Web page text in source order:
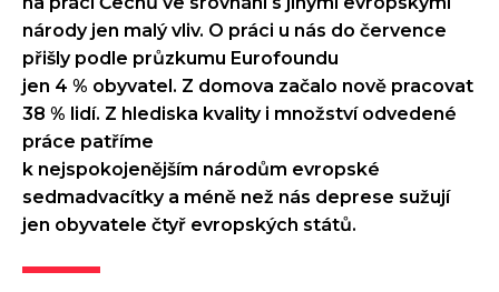
národy jen malý vliv. O práci u nás do července
přišly podle průzkumu Eurofoundu
jen 4 % obyvatel. Z domova začalo nově pracovat
38 % lidí. Z hlediska kvality i množství odvedené
práce patříme
k nejspokojenějším národům evropské
sedmadvacítky a méně než nás deprese sužují
jen obyvatele čtyř evropských států.